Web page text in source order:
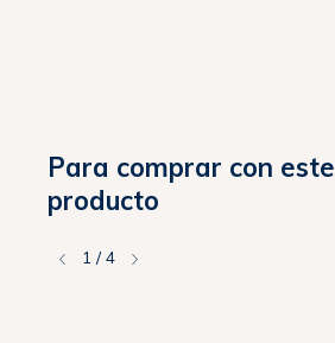
Para comprar con este
producto
1 /4